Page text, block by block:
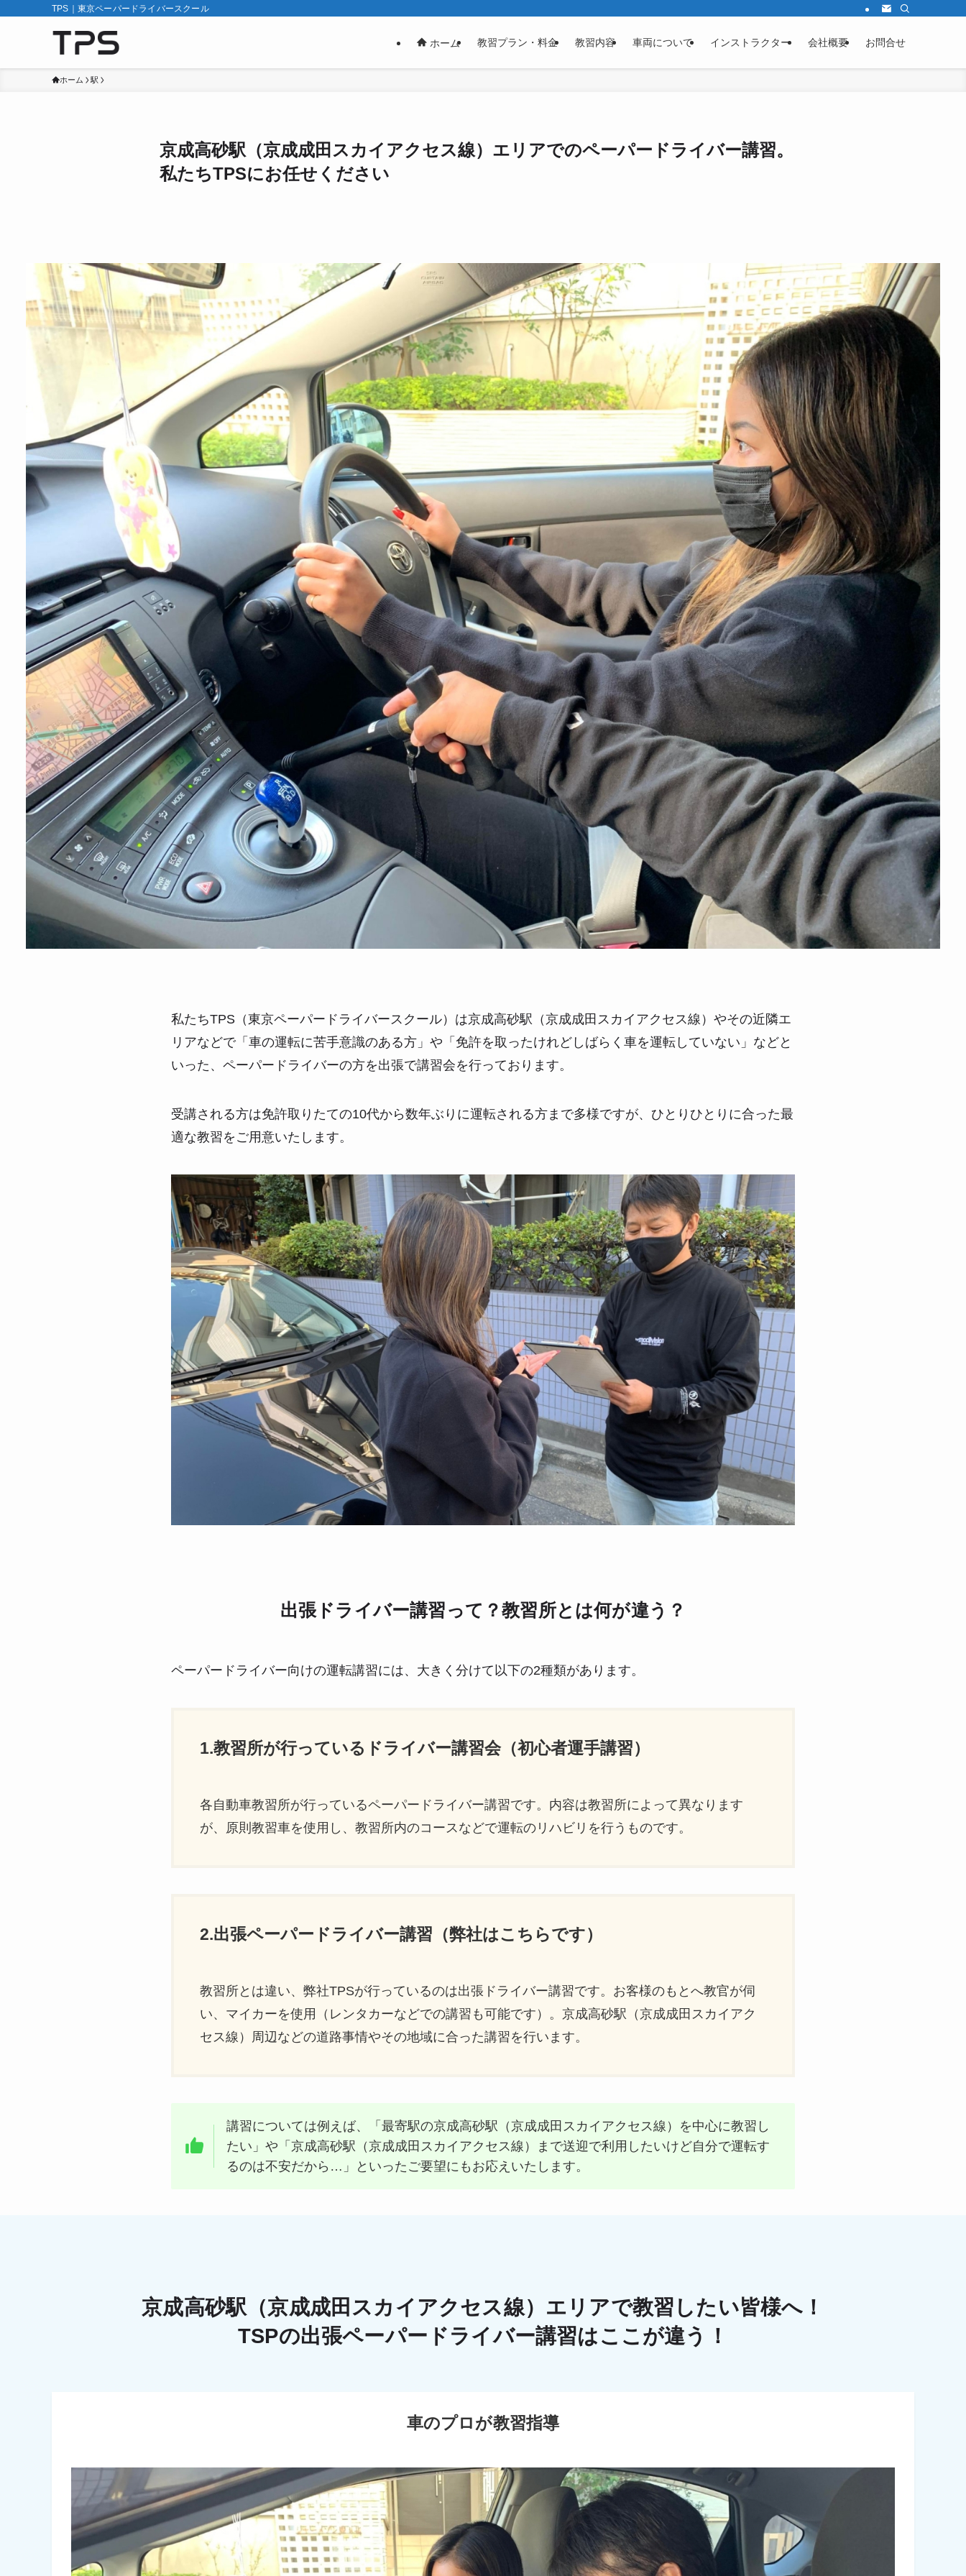
TPS｜東京ペーパードライバースクール
ホーム 教習プラン・料金 教習内容 車両について インストラクター 会社概要 お問合せ
ホーム 駅
京成高砂駅（京成成田スカイアクセス線）エリアでのペーパードライバー講習。
私たちTPSにお任せください
私たちTPS（東京ペーパードライバースクール）は京成高砂駅（京成成田スカイアクセス線）やその近隣エ
リアなどで「車の運転に苦手意識のある方」や「免許を取ったけれどしばらく車を運転していない」などと
いった、ペーパードライバーの方を出張で講習会を行っております。
受講される方は免許取りたての10代から数年ぶりに運転される方まで多様ですが、ひとりひとりに合った最
適な教習をご用意いたします。
出張ドライバー講習って？教習所とは何が違う？
ペーパードライバー向けの運転講習には、大きく分けて以下の2種類があります。
1.教習所が行っているドライバー講習会（初心者運手講習）
各自動車教習所が行っているペーパードライバー講習です。内容は教習所によって異なります
が、原則教習車を使用し、教習所内のコースなどで運転のリハビリを行うものです。
2.出張ペーパードライバー講習（弊社はこちらです）
教習所とは違い、弊社TPSが行っているのは出張ドライバー講習です。お客様のもとへ教官が伺
い、マイカーを使用（レンタカーなどでの講習も可能です）。京成高砂駅（京成成田スカイアク
セス線）周辺などの道路事情やその地域に合った講習を行います。
講習については例えば、「最寄駅の京成高砂駅（京成成田スカイアクセス線）を中心に教習し
たい」や「京成高砂駅（京成成田スカイアクセス線）まで送迎で利用したいけど自分で運転す
るのは不安だから…」といったご要望にもお応えいたします。
京成高砂駅（京成成田スカイアクセス線）エリアで教習したい皆様へ！
TSPの出張ペーパードライバー講習はここが違う！
車のプロが教習指導